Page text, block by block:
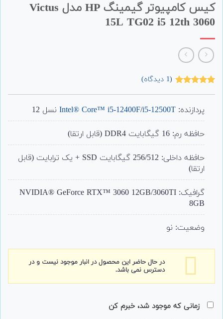
کیس کامپیوتر گیمینگ HP مدل Victus
15L TG02 i5 12th 3060
مشتری
(
1 دیدگاه)
پردازنده: Intel® Core™ i5-12400F/i5-12500T نسل 12
حافظه رم: 16 گیگابایت DDR4 (قابل ارتقا)
حافظه داخلی: 256/512 گیگابایت SSD + یک ترابایت (قابل
ارتقا)
گرافیک: NVIDIA® GeForce RTX™ 3060 12GB/3060TI
8GB
وضعیت: نو
در حال حاضر این محصول در انبار موجود نیست و در
دسترس نمی باشد.
زمانی که موجود شد، خبرم کن